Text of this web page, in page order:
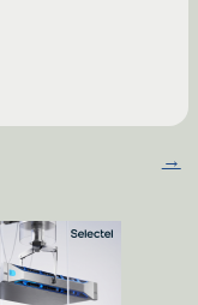
→